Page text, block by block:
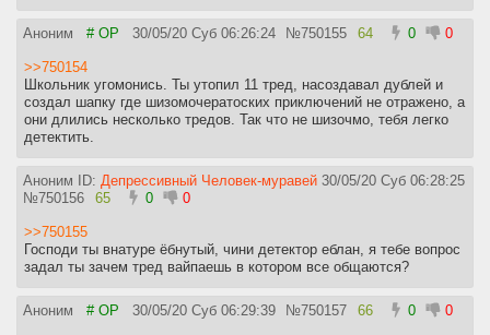
Аноним # OP 30/05/20 Суб 06:26:24 №750155 64 0 0
>>750154
Школьник угомонись. Ты утопил 11 тред, насоздавал дублей и
создал шапку где шизомочератоских приключений не отражено, а
они длились несколько тредов. Так что не шизочмо, тебя легко
детектить.
Аноним ID: Депрессивный Человек-муравей 30/05/20 Суб 06:28:25
№750156 65 0 0
>>750155
Господи ты внатуре ёбнутый, чини детектор еблан, я тебе вопрос
задал ты зачем тред вайпаешь в котором все общаются?
Аноним # OP 30/05/20 Суб 06:29:39 №750157 66 0 0